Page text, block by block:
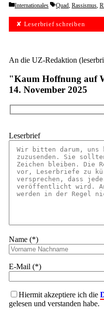
Categories
Internationales Tags
Quad, Rassismus,
✘ Leserbrief schreiben
An die UZ-Redaktion
"Kaum Hoffnung auf
14. November 2025
Leserbrief
Name (*)
E-Mail (*)
Hiermit akzeptiere ich die
gelesen und verstanden habe.